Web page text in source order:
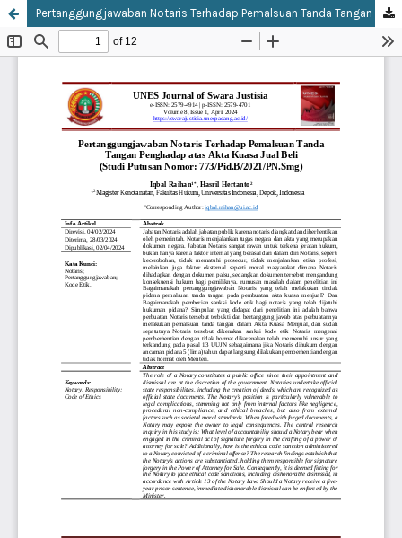
Pertanggungjawaban Notaris Terhadap Pemalsuan Tanda Tangan Penghadap Atas Akta Kuasa Jual Beli